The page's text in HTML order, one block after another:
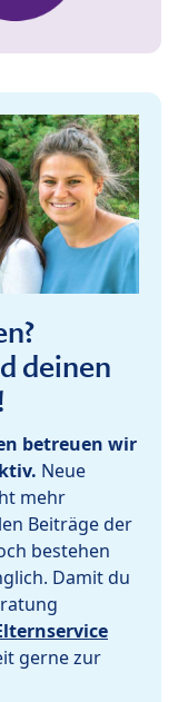
deinen
betreuen wir
Neue
mehr
Beiträge der
bestehen
Damit du
gerne zur